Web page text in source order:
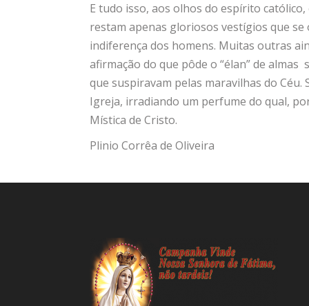
E tudo isso, aos olhos do espírito
restam apenas gloriosos vestígios que
indiferença dos homens. Muitas outras
afirmação do que pôde o “élan” de
que suspiravam pelas maravilhas do
Igreja, irradiando um perfume do qual,
Mística de Cristo.
Plinio Corrêa de Oliveira